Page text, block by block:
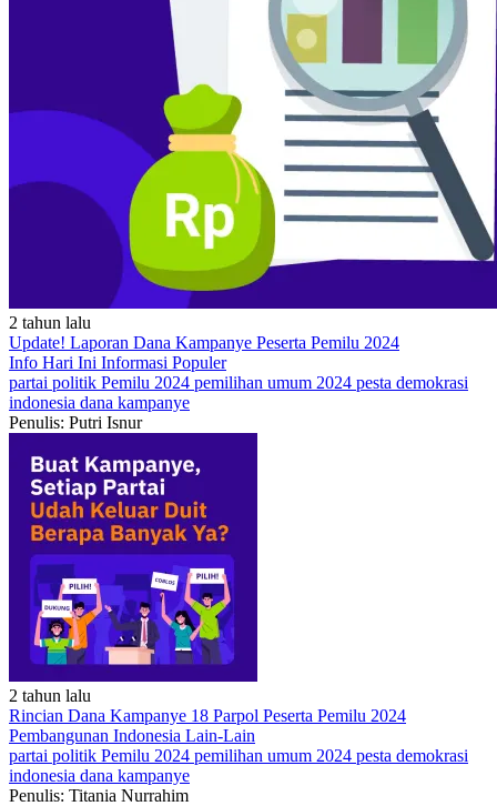
2 tahun lalu
Update! Laporan Dana Kampanye Peserta Pemilu 2024
Info Hari Ini Informasi Populer
partai politik Pemilu 2024 pemilihan umum 2024 pesta demokrasi
indonesia dana kampanye
Penulis: Putri Isnur
2 tahun lalu
Rincian Dana Kampanye 18 Parpol Peserta Pemilu 2024
Pembangunan Indonesia Lain-Lain
partai politik Pemilu 2024 pemilihan umum 2024 pesta demokrasi
indonesia dana kampanye
Penulis: Titania Nurrahim